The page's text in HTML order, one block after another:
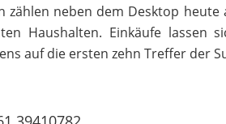
zählen neben dem Desktop
Haushalten. Einkäufe lassen
auf die ersten zehn Treffer der